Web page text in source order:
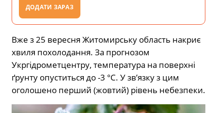
ДОДАТИ ЗАРАЗ
Вже з 25 вересня Житомирську область накриє
хвиля похолодання. За прогнозом
Укргідрометцентру, температура на поверхні
ґрунту опуститься до -3 °С. У зв’язку з цим
оголошено перший (жовтий) рівень небезпеки.